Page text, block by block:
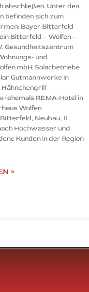
abschließen. Unter den
befinden sich zum
Bayer Bitterfeld
Bitterfeld – Wolfen –
Gesundheitszentrum
und
mbH Solarbetriebe
Gutmannwerke in
(ehemals REMA-Hotel in
Wolfen
Neubau, II.
Hochwasser und
Kunden in der Region
»